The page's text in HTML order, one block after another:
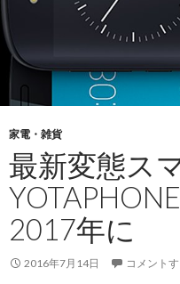
家電・雑貨
最新変態ス
2017年に
2016年7月14日 コメント